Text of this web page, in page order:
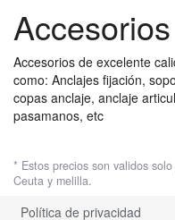
Accesorios de excelente
como: Anclajes fijación,
copas anclaje, anclaje
pasamanos, etc
* Estos precios son validos
Ceuta y melilla.
Política de privacidad